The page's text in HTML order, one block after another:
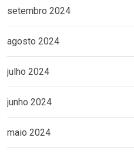
setembro 2024
agosto 2024
julho 2024
junho 2024
maio 2024